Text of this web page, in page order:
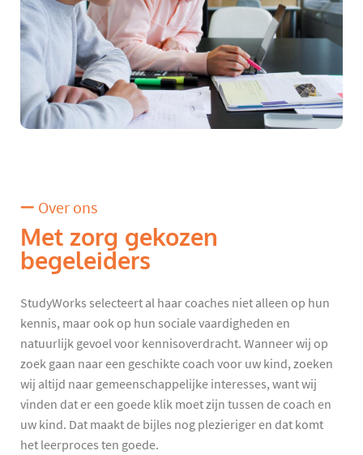
Over ons
Met zorg gekozen
begeleiders
StudyWorks selecteert al haar coaches niet alleen op hun
kennis, maar ook op hun sociale vaardigheden en
natuurlijk gevoel voor kennisoverdracht. Wanneer wij op
zoek gaan naar een geschikte coach voor uw kind, zoeken
wij altijd naar gemeenschappelijke interesses, want wij
vinden dat er een goede klik moet zijn tussen de coach en
uw kind. Dat maakt de bijles nog plezieriger en dat komt
het leerproces ten goede.